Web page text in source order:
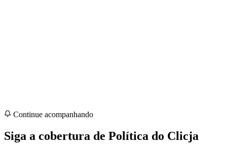
Continue acompanhando
Siga a cobertura de Política do Clicja